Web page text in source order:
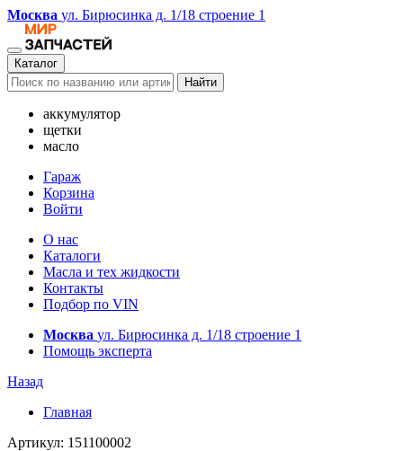
Москва ул. Бирюсинка д. 1/18 строение 1
Каталог
Найти
аккумулятор
щетки
масло
Гараж
Корзина
Войти
О нас
Каталоги
Масла и тех жидкости
Контакты
Подбор по VIN
Москва ул. Бирюсинка д. 1/18 строение 1
Помощь эксперта
Назад
Главная
Артикул: 151100002